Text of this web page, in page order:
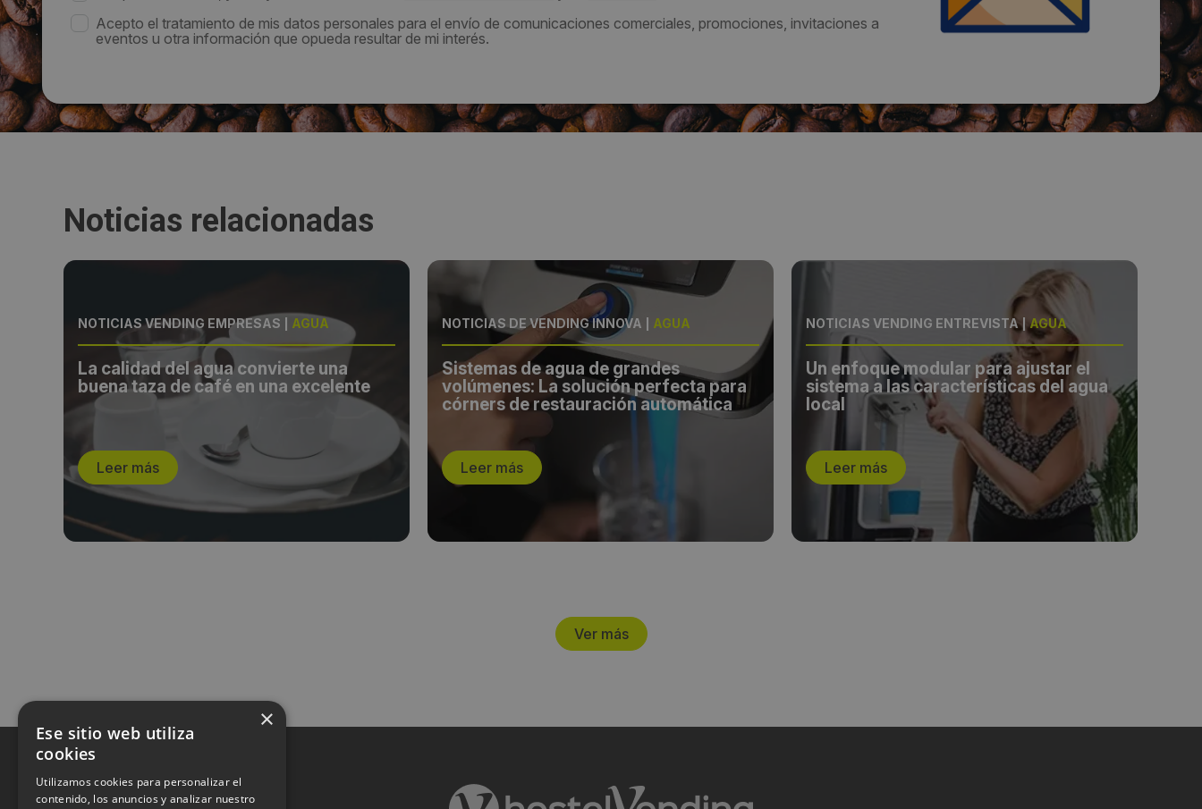
Acepto el tratamiento de mis datos personales para el envío de comunicaciones comerciales, promociones, invitaciones a
eventos u otra información que opueda resultar de mi interés.
Noticias relacionadas
NOTICIAS VENDING EMPRESAS AGUA
La calidad del agua convierte una
buena taza de café en una excelente
Leer más
NOTICIAS DE VENDING INNOVA AGUA
Sistemas de agua de grandes
volúmenes: La solución perfecta para
córners de restauración automática
Leer más
NOTICIAS VENDING ENTREVISTA|AGUA
Un enfoque modular para ajustar el
sistema a las características del agua
local
Leer más
Ver más
×
Ese sitio web utiliza
cookies
Utilizamos cookies para personalizar el
contenido, los anuncios y analizar nuestro